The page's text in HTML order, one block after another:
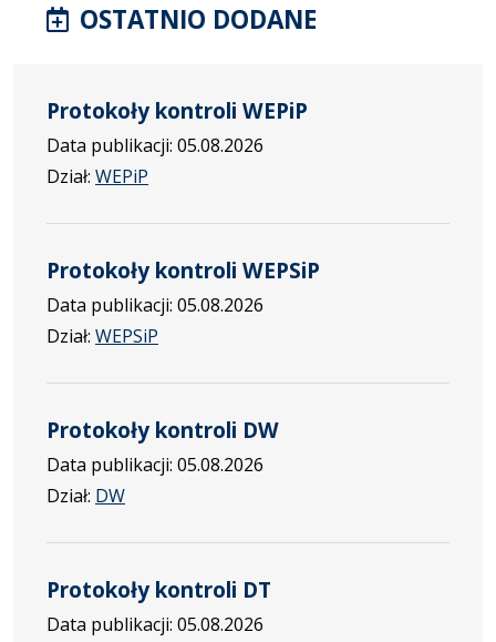
OSTATNIO DODANE
Protokoły kontroli WEPiP
Data publikacji: 05.08.2026
Dział: WEPiP
Protokoły kontroli WEPSiP
Data publikacji: 05.08.2026
Dział: WEPSiP
Protokoły kontroli DW
Data publikacji: 05.08.2026
Dział: DW
Protokoły kontroli DT
Data publikacji: 05.08.2026